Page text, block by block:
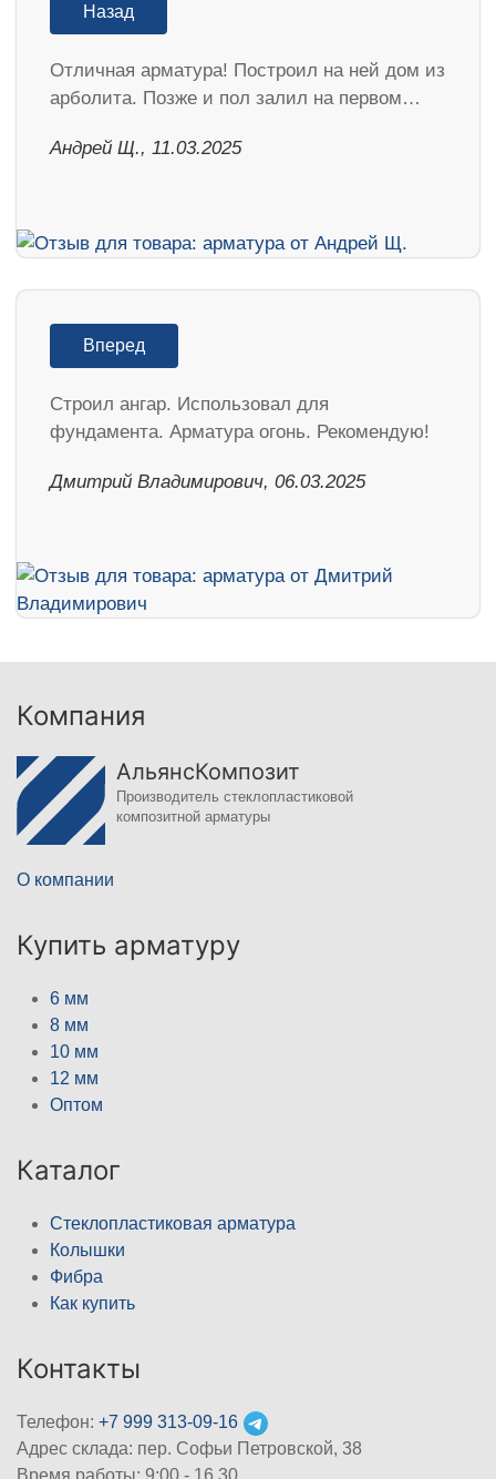
Назад
Отличная арматура! Построил на ней дом из
арболита. Позже и пол залил на первом…
Андрей Щ., 11.03.2025
Вперед
Строил ангар. Использовал для
фундамента. Арматура огонь. Рекомендую!
Дмитрий Владимирович, 06.03.2025
Компания
АльянсКомпозит
Производитель стеклопластиковой
композитной арматуры
О компании
Купить арматуру
6 мм
8 мм
10 мм
12 мм
Оптом
Каталог
Стеклопластиковая арматура
Колышки
Фибра
Как купить
Контакты
Телефон: +7 999 313-09-16
Адрес склада: пер. Софьи Петровской, 38
Время работы: 9:00 - 16.30